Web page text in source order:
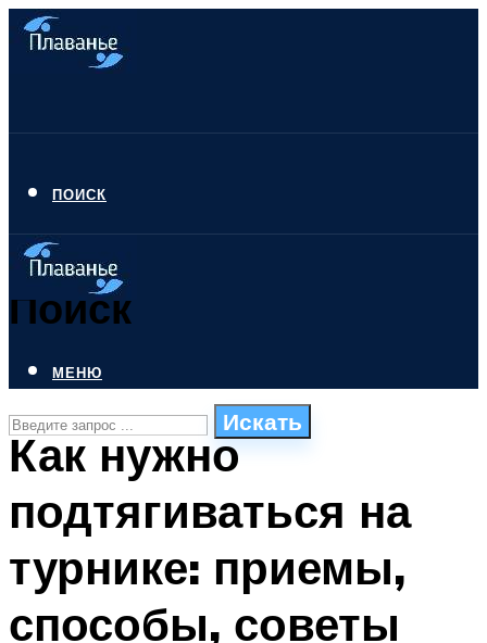
ПОИСК
Поиск
Искать
СТИЛИ ПЛАВАНЬЯ
ПЛАВАНЬЕ ДЛЯ ДЕТЕЙ
БАССЕЙН ДЛЯ ДОМА
ОЧИСТКА БАССЕЙНОВ
МЕНЮ
Как нужно
подтягиваться на
турнике: приемы,
способы, советы